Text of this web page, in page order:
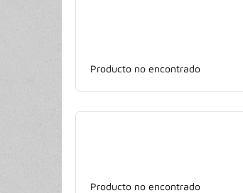
Producto no encontrado
Producto no encontrado